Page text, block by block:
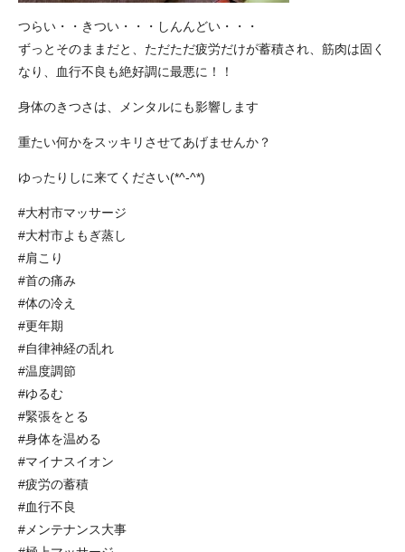
つらい・・きつい・・・しんんどい・・・
ずっとそのままだと、ただただ疲労だけが蓄積され、筋肉は固く
なり、血行不良も絶好調に最悪に！！
身体のきつさは、メンタルにも影響します
重たい何かをスッキリさせてあげませんか？
ゆったりしに来てください(*^-^*)
#大村市マッサージ
#大村市よもぎ蒸し
#肩こり
#首の痛み
#体の冷え
#更年期
#自律神経の乱れ
#温度調節
#ゆるむ
#緊張をとる
#身体を温める
#マイナスイオン
#疲労の蓄積
#血行不良
#メンテナンス大事